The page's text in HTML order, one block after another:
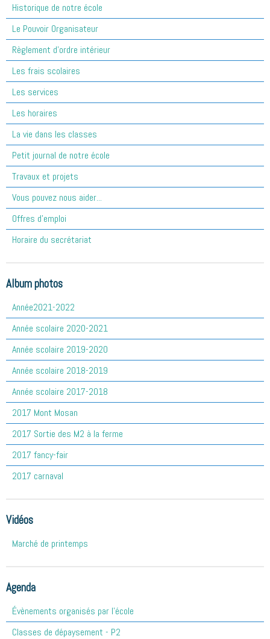
Historique de notre école
Le Pouvoir Organisateur
Règlement d'ordre intérieur
Les frais scolaires
Les services
Les horaires
La vie dans les classes
Petit journal de notre école
Travaux et projets
Vous pouvez nous aider...
Offres d'emploi
Horaire du secrétariat
Album photos
Année2021-2022
Année scolaire 2020-2021
Année scolaire 2019-2020
Année scolaire 2018-2019
Année scolaire 2017-2018
2017 Mont Mosan
2017 Sortie des M2 à la ferme
2017 fancy-fair
2017 carnaval
Vidéos
Marché de printemps
Agenda
Évènements organisés par l'école
Classes de dépaysement - P2